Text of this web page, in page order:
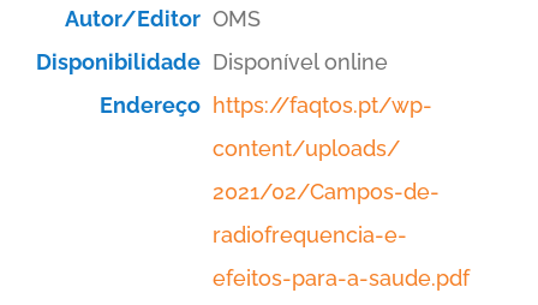
Autor/Editor OMS
Disponibilidade Disponível online
Endereço https://faqtos.pt/wp-
content/uploads/
2021/02/Campos-de-
radiofrequencia-e-
efeitos-para-a-saude.pdf